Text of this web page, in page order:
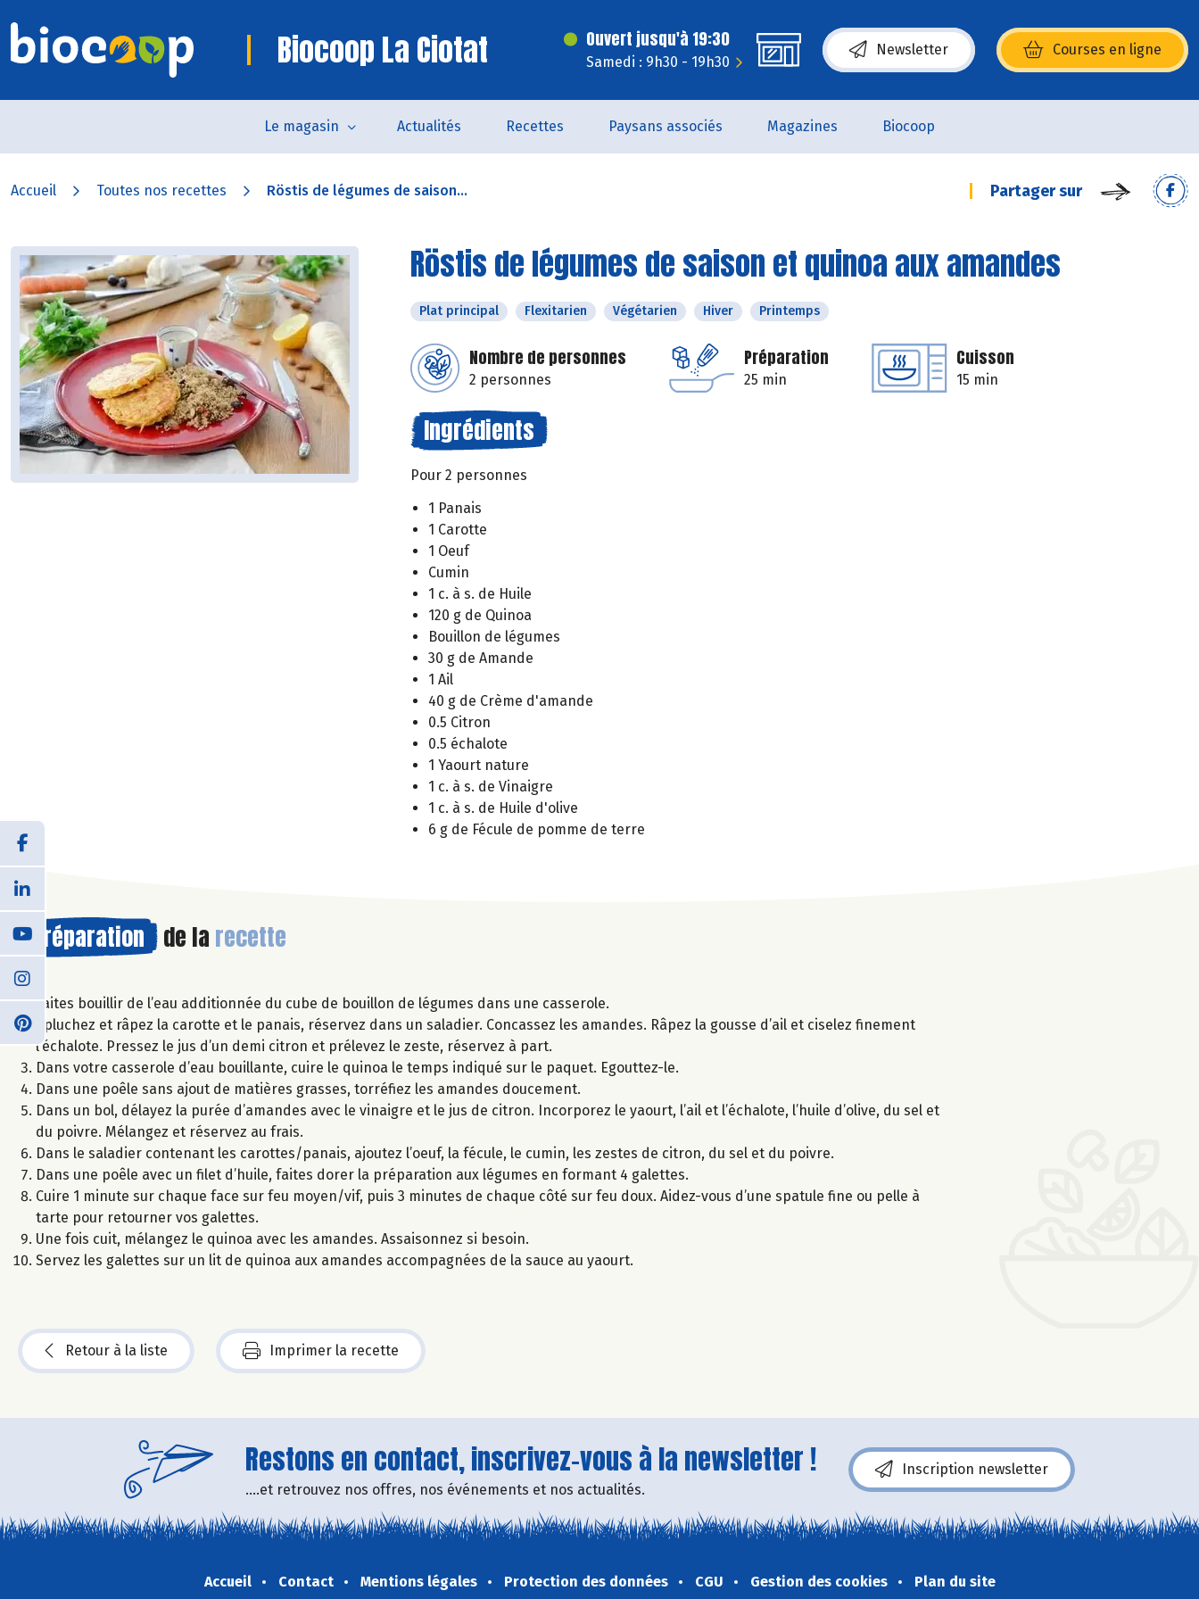
Biocoop La Ciotat Ouvert jusqu'à 19:30
Samedi : 9h30 - 19h30
Newsletter Courses en ligne
(s’ouvre dans une nouvelle fenêtre)
Le magasin Actualités Recettes Paysans associés Magazines Biocoop
Accueil Toutes nos recettes Röstis de légumes de saison... Partager sur
Röstis de légumes de saison et quinoa aux amandes
Plat principal Flexitarien Végétarien Hiver Printemps
Nombre de personnes
2 personnes
Préparation
25 min
Cuisson
15 min
Ingrédients
Pour 2 personnes
1 Panais
1 Carotte
1 Oeuf
Cumin
1 c. à s. de Huile
120 g de Quinoa
Bouillon de légumes
30 g de Amande
1 Ail
40 g de Crème d'amande
0.5 Citron
0.5 échalote
1 Yaourt nature
1 c. à s. de Vinaigre
1 c. à s. de Huile d'olive
6 g de Fécule de pomme de terre
Préparation de la recette
Faites bouillir de l’eau additionnée du cube de bouillon de légumes dans une casserole.
Epluchez et râpez la carotte et le panais, réservez dans un saladier. Concassez les amandes. Râpez la gousse d’ail et ciselez finement
l’échalote. Pressez le jus d’un demi citron et prélevez le zeste, réservez à part.
Dans votre casserole d’eau bouillante, cuire le quinoa le temps indiqué sur le paquet. Egouttez-le.
Dans une poêle sans ajout de matières grasses, torréfiez les amandes doucement.
Dans un bol, délayez la purée d’amandes avec le vinaigre et le jus de citron. Incorporez le yaourt, l’ail et l’échalote, l’huile d’olive, du sel et
du poivre. Mélangez et réservez au frais.
Dans le saladier contenant les carottes/panais, ajoutez l’oeuf, la fécule, le cumin, les zestes de citron, du sel et du poivre.
Dans une poêle avec un filet d’huile, faites dorer la préparation aux légumes en formant 4 galettes.
Cuire 1 minute sur chaque face sur feu moyen/vif, puis 3 minutes de chaque côté sur feu doux. Aidez-vous d’une spatule fine ou pelle à
tarte pour retourner vos galettes.
Une fois cuit, mélangez le quinoa avec les amandes. Assaisonnez si besoin.
Servez les galettes sur un lit de quinoa aux amandes accompagnées de la sauce au yaourt.
Retour à la liste Imprimer la recette
Restons en contact, inscrivez-vous à la newsletter !
....et retrouvez nos offres, nos événements et nos actualités.
Inscription newsletter
Accueil Contact Mentions légales Protection des données CGU Gestion des cookies Plan du site